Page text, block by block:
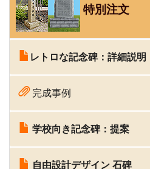
特別注文
レトロな記念碑：詳細説明
完成事例
学校向き記念碑：提案
自由設計デザイン 石碑